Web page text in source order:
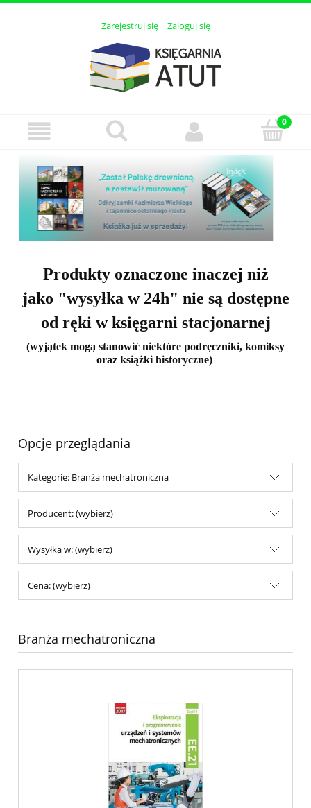
Zarejestruj się Zaloguj się
Produkty oznaczone inaczej niż
jako "wysyłka w 24h" nie są dostępne
od ręki w księgarni stacjonarnej
(wyjątek mogą stanowić niektóre podręczniki, komiksy
oraz książki historyczne)
Opcje przeglądania
Kategorie: Branża mechatroniczna
Producent: (wybierz)
Wysyłka w: (wybierz)
Cena: (wybierz)
Branża mechatroniczna